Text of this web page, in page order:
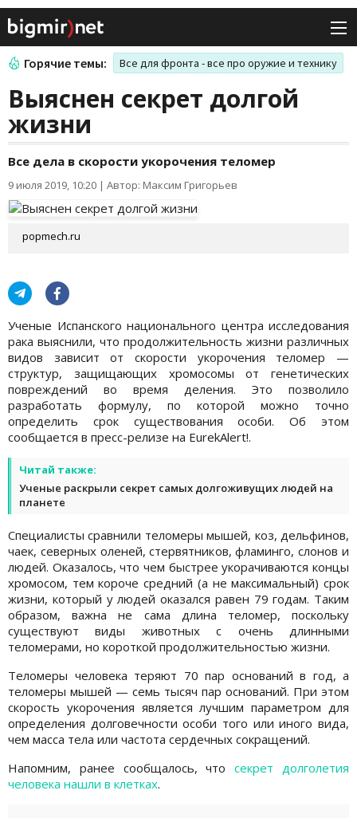
Горячие темы: Все для фронта - все про оружие и технику
Выяснен секрет долгой
жизни
Все дела в скорости укорочения теломер
9 июля 2019, 10:20 | Автор: Максим Григорьев
popmech.ru
Ученые Испанского национального центра исследования
рака выяснили, что продолжительность жизни различных
видов зависит от скорости укорочения теломер —
структур, защищающих хромосомы от генетических
повреждений во время деления. Это позволило
разработать формулу, по которой можно точно
определить срок существования особи. Об этом
сообщается в пресс-релизе на EurekAlert!.
Читай также:
Ученые раскрыли секрет самых долгоживущих людей на
планете
Специалисты сравнили теломеры мышей, коз, дельфинов,
чаек, северных оленей, стервятников, фламинго, слонов и
людей. Оказалось, что чем быстрее укорачиваются концы
хромосом, тем короче средний (а не максимальный) срок
жизни, который у людей оказался равен 79 годам. Таким
образом, важна не сама длина теломер, поскольку
существуют виды животных с очень длинными
теломерами, но короткой продолжительностью жизни.
Теломеры человека теряют 70 пар оснований в год, а
теломеры мышей — семь тысяч пар оснований. При этом
скорость укорочения является лучшим параметром для
определения долговечности особи того или иного вида,
чем масса тела или частота сердечных сокращений.
Напомним, ранее сообщалось, чтосекрет долголетия
человека нашли в клетках.